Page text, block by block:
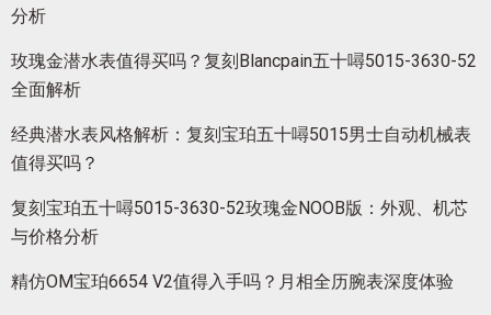
分析
玫瑰金潜水表值得买吗？复刻Blancpain五十噚5015-3630-52
全面解析
经典潜水表风格解析：复刻宝珀五十噚5015男士自动机械表
值得买吗？
复刻宝珀五十噚5015-3630-52玫瑰金NOOB版：外观、机芯
与价格分析
精仿OM宝珀6654 V2值得入手吗？月相全历腕表深度体验